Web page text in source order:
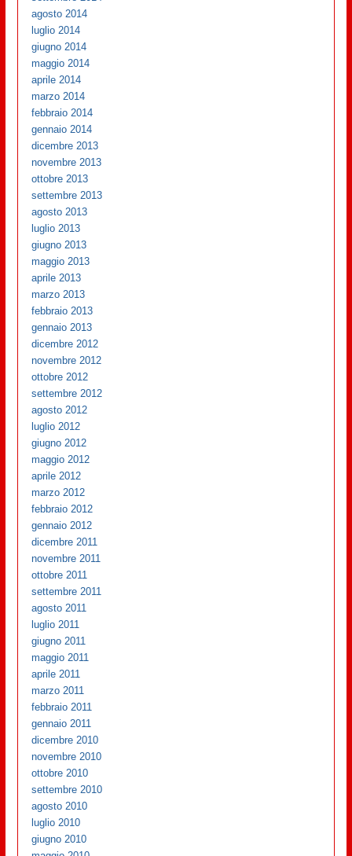
agosto 2014
luglio 2014
giugno 2014
maggio 2014
aprile 2014
marzo 2014
febbraio 2014
gennaio 2014
dicembre 2013
novembre 2013
ottobre 2013
settembre 2013
agosto 2013
luglio 2013
giugno 2013
maggio 2013
aprile 2013
marzo 2013
febbraio 2013
gennaio 2013
dicembre 2012
novembre 2012
ottobre 2012
settembre 2012
agosto 2012
luglio 2012
giugno 2012
maggio 2012
aprile 2012
marzo 2012
febbraio 2012
gennaio 2012
dicembre 2011
novembre 2011
ottobre 2011
settembre 2011
agosto 2011
luglio 2011
giugno 2011
maggio 2011
aprile 2011
marzo 2011
febbraio 2011
gennaio 2011
dicembre 2010
novembre 2010
ottobre 2010
settembre 2010
agosto 2010
luglio 2010
giugno 2010